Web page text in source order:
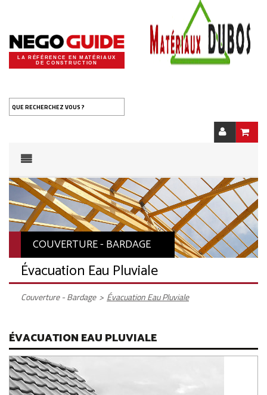
LA RÉFÉRENCE EN MATÉRIAUX
DE CONSTRUCTION
QUE RECHERCHEZ VOUS ?
COUVERTURE - BARDAGE
Évacuation Eau Pluviale
Couverture - Bardage > Évacuation Eau Pluviale
ÉVACUATION EAU PLUVIALE